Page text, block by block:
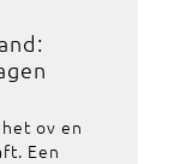
ov en
Een